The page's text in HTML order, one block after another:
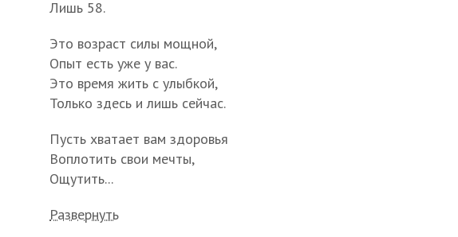
Лишь 58.
Это возраст силы мощной,
Опыт есть уже у вас.
Это время жить с улыбкой,
Только здесь и лишь сейчас.
Пусть хватает вам здоровья
Воплотить свои мечты,
Ощутить...
Развернуть